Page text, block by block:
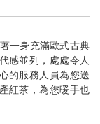
一身充滿歐式古典
感並列，處處令人
的服務人員為您送
紅茶，為您暖手也